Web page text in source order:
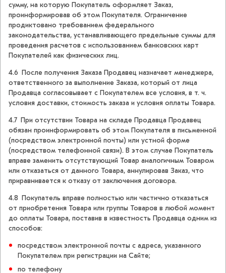
сумму, на которую Покупатель оформляет Заказ,
проинформировав об этом Покупателя. Ограничение
продиктовано требованием федерального
законодательства, устанавливающего предельные суммы для
проведения расчетов с использованием банковских карт
Покупателей как физических лиц.
4.6 После получения Заказа Продавец назначает менеджера,
ответственного за выполнение Заказа, который от лица
Продавца согласовывает с Покупателем все условия, в т. ч.
условия доставки, стоимость заказа и условия оплаты Товара.
4.7 При отсутствии Товара на складе Продавца Продавец
обязан проинформировать об этом Покупателя в письменной
(посредством электронной почты) или устной форме
(посредством телефонной связи). В этом случае Покупатель
вправе заменить отсутствующий Товар аналогичным Товаром
или отказаться от данного Товара, аннулировав Заказ, что
приравнивается к отказу от заключения договора.
4.8 Покупатель вправе полностью или частично отказаться
от приобретения Товара или группы Товаров в любой момент
до оплаты Товара, поставив в известность Продавца одним из
способов:
посредством электронной почты с адреса, указанного
Покупателем при регистрации на Сайте;
по телефону